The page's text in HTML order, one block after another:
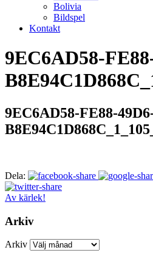
Bolivia
Bildspel
Kontakt
9EC6AD58-
9EC6AD58-FE88-
Dela:
Av kärlek!
Arkiv
Arkiv